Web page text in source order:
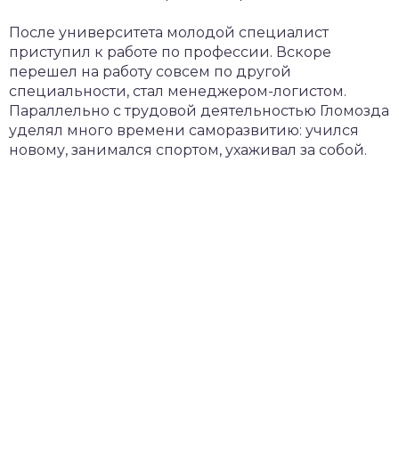
После университета молодой специалист
приступил к работе по профессии. Вскоре
перешел на работу совсем по другой
специальности, стал менеджером-логистом.
Параллельно с трудовой деятельностью Гломозда
уделял много времени саморазвитию: учился
новому, занимался спортом, ухаживал за собой.